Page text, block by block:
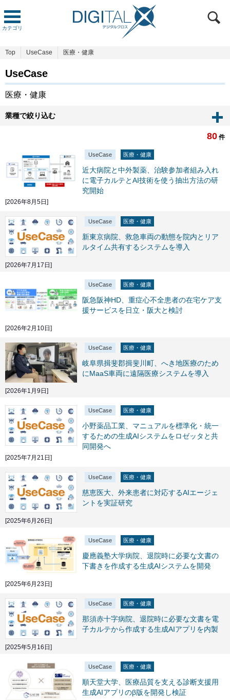
カテゴリ
Top UseCase 医療・健康
UseCase
医療・健康
業種で絞り込む
80 件
UseCase 医療・健康
近大病院と中外製薬、治験参加者組み入れ
に電子カルテとAI技術を使う抽出方法の研
究開始
[2026年8月5日]
UseCase 医療・健康
新東京病院、救急車両の動態を院内とリア
ルタイム共有するシステムを導入
[2026年7月17日]
UseCase 医療・健康
阪急阪神HD、重症心不全患者の在宅ケア支
援サービスを日立・阪大と検討
[2026年2月10日]
UseCase 医療・健康
岐阜県揖斐郡揖斐川町、へき地医療のため
にMaaS車両に遠隔医療システムを導入
[2026年1月9日]
UseCase 医療・健康
小野薬品工業、マニュアルを標準化・統一
するための生成AIシステムをロゼッタと共
同開発へ
[2025年7月21日]
UseCase 医療・健康
慈恵医大、外来患者に対応するAIエージェ
ントを実証研究
[2025年6月26日]
UseCase 医療・健康
慶應義塾大学病院、退院時に必要な文書の
下書きを作成する生成AIシステムを開発
[2025年6月23日]
UseCase 医療・健康
那須赤十字病院、退院時に必要な文書を電
子カルテから作成する生成AIアプリを内製
[2025年5月16日]
UseCase 医療・健康
順天堂大学、医療品質を支える診断支援用
生成AIアプリのβ版を開発し検証